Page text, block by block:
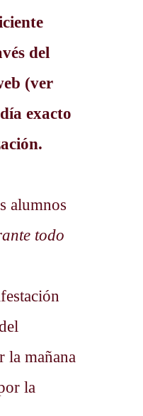
del
(ver
exacto
alumnos
todo
la mañana
la